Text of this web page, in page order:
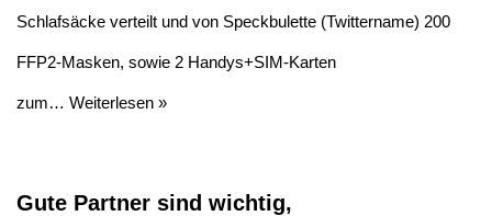
Schlafsäcke verteilt und von Speckbulette (Twittername) 200
FFP2-Masken, sowie 2 Handys+SIM-Karten
zum… Weiterlesen »
Gute Partner sind wichtig,